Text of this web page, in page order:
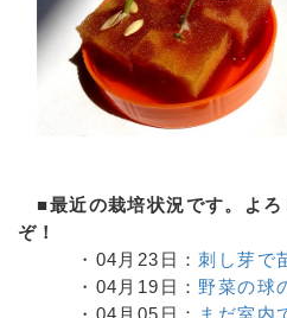
■最近の栽培状況です。よ
ぞ！
・04月23日：刺し芽で
・04月19日： 野菜の球
・04月05日： まだ室内